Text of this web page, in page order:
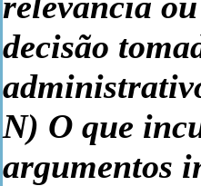
decisão
N) O que
argumentos